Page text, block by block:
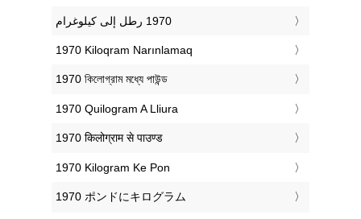
‎1970 Kiloqram Narınlamaq
‎1970 কিলোগ্রাম মধ্যে পাউন্ড
‎1970 Quilogram A Lliura
‎1970 किलोग्राम से पाउण्ड
‎1970 Kilogram Ke Pon
‎1970 ポンドにキログラム